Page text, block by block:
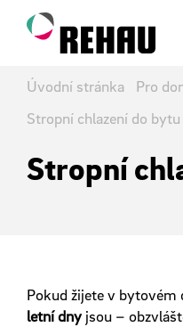
Přeskočit
Úvodní stránka
Pro
Stropní chlazení do bytu
Stropní
Pokud žijete v bytovém
letní dnyjsou –